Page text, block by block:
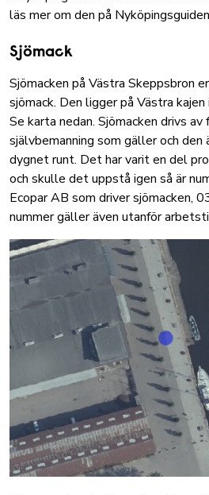
läs mer om den på Nyköpingsguiden
Sjömack
Sjömacken på Västra Skeppsbron
sjömack. Den ligger på Västra kajen
Se karta nedan. Sjömacken drivs
självbemanning som gäller och den
dygnet runt. Det har varit en del
och skulle det uppstå igen så är
Ecopar AB som driver sjömacken,
nummer gäller även utanför